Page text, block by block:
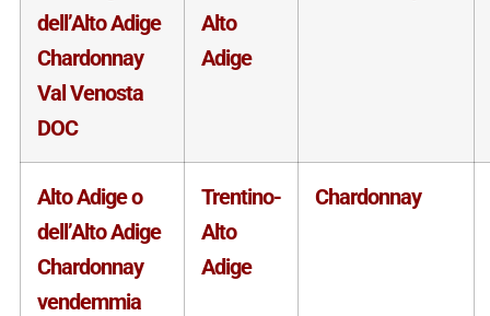
dell’Alto Adige
Chardonnay
Val Venosta
DOC
Alto
Adige
Alto Adige o
dell’Alto Adige
Chardonnay
vendemmia
Trentino-
Alto
Adige
Chardonnay